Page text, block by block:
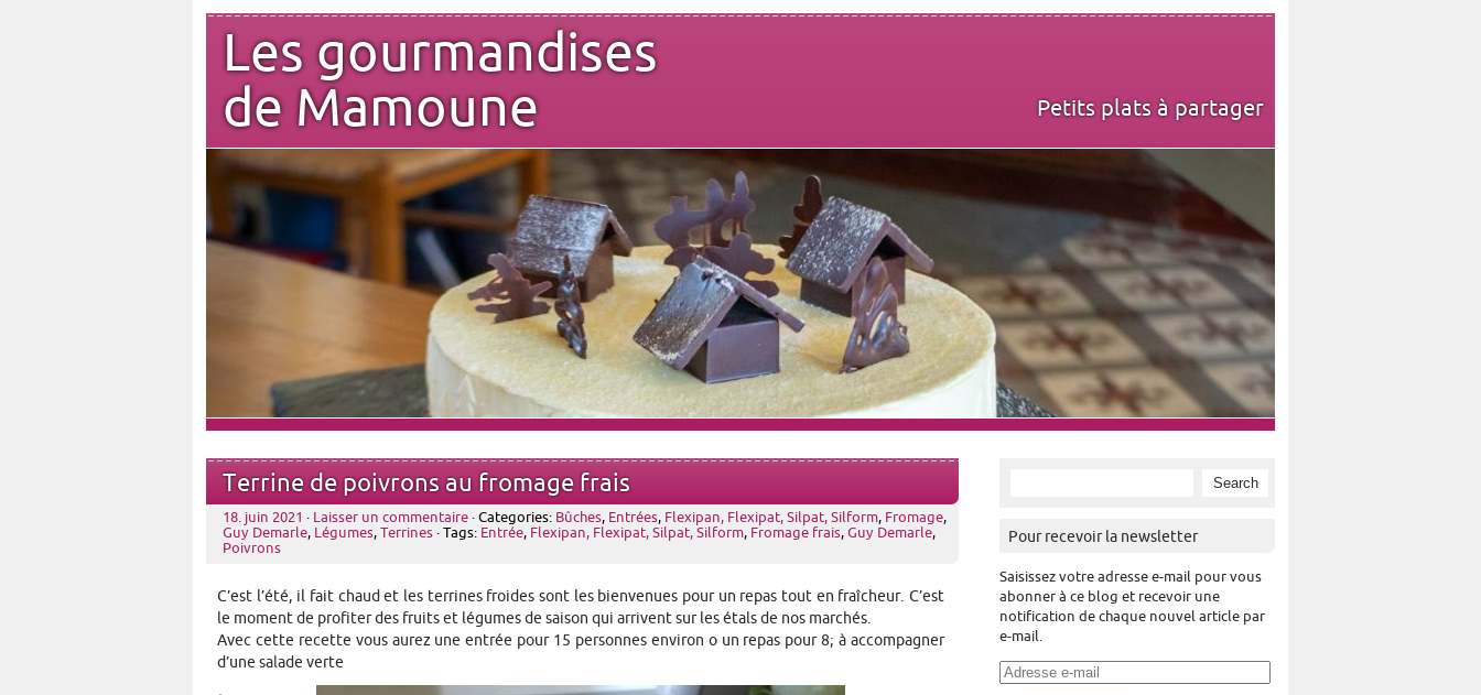
Les gourmandises
de Mamoune
Petits plats à partager
Terrine de poivrons au fromage frais
18. juin 2021 · Laisser un commentaire · Categories: Bûches, Entrées, Flexipan, Flexipat, Silpat, Silform, Fromage,
Guy Demarle, Légumes, Terrines · Tags: Entrée, Flexipan, Flexipat, Silpat, Silform, Fromage frais, Guy Demarle,
Poivrons
C’est l’été, il fait chaud et les terrines froides sont les bienvenues pour un repas tout en fraîcheur. C’est
le moment de profiter des fruits et légumes de saison qui arrivent sur les étals de nos marchés.
Avec cette recette vous aurez une entrée pour 15 personnes environ o un repas pour 8; à accompagner
d’une salade verte
Pour recevoir la newsletter
Saisissez votre adresse e-mail pour vous
abonner à ce blog et recevoir une
notification de chaque nouvel article par
e-mail.
Adresse